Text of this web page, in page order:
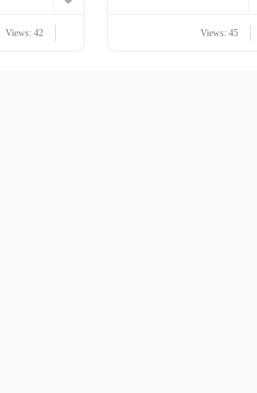
Views: 42 Views: 45